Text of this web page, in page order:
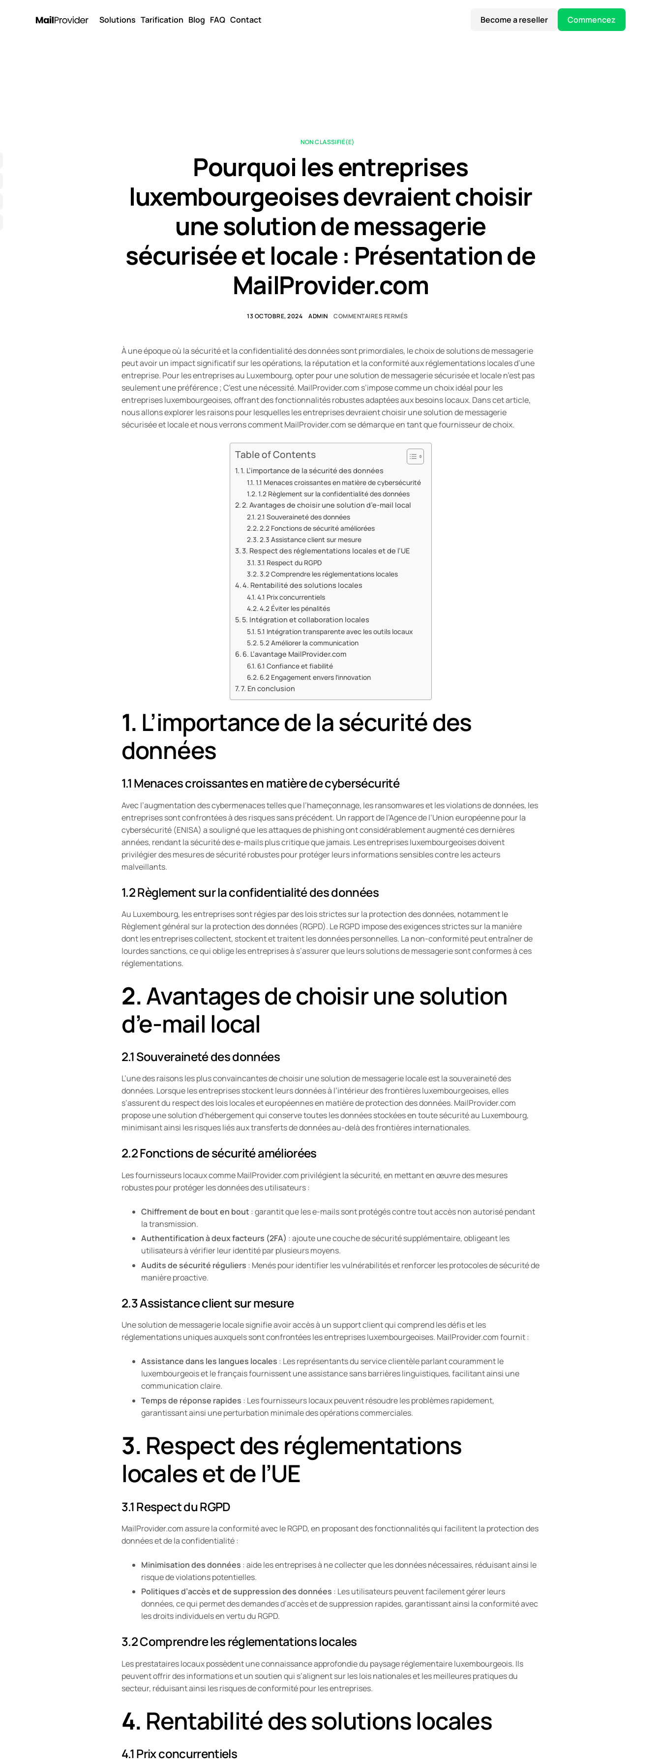
Solutions Tarification Blog FAQ Contact Become a reseller Commencez
NON CLASSIFIÉ(E)
Pourquoi les entreprises
luxembourgeoises devraient choisir
une solution de messagerie
sécurisée et locale : Présentation de
MailProvider.com
13 OCTOBRE, 2024 ADMIN COMMENTAIRES FERMÉS
À une époque où la sécurité et la confidentialité des données sont primordiales, le choix de solutions de messagerie
peut avoir un impact significatif sur les opérations, la réputation et la conformité aux réglementations locales d’une
entreprise. Pour les entreprises au Luxembourg, opter pour une solution de messagerie sécurisée et locale n’est pas
seulement une préférence ; C’est une nécessité. MailProvider.com s’impose comme un choix idéal pour les
entreprises luxembourgeoises, offrant des fonctionnalités robustes adaptées aux besoins locaux. Dans cet article,
nous allons explorer les raisons pour lesquelles les entreprises devraient choisir une solution de messagerie
sécurisée et locale et nous verrons comment MailProvider.com se démarque en tant que fournisseur de choix.
Table of Contents
1. L’importance de la sécurité des données
1.1 Menaces croissantes en matière de cybersécurité
1.2 Règlement sur la confidentialité des données
2. Avantages de choisir une solution d’e-mail local
2.1 Souveraineté des données
2.2 Fonctions de sécurité améliorées
2.3 Assistance client sur mesure
3. Respect des réglementations locales et de l’UE
3.1 Respect du RGPD
3.2 Comprendre les réglementations locales
4. Rentabilité des solutions locales
4.1 Prix concurrentiels
4.2 Éviter les pénalités
5. Intégration et collaboration locales
5.1 Intégration transparente avec les outils locaux
5.2 Améliorer la communication
6. L’avantage MailProvider.com
6.1 Confiance et fiabilité
6.2 Engagement envers l’innovation
7. En conclusion
1. L’importance de la sécurité des
données
1.1 Menaces croissantes en matière de cybersécurité
Avec l’augmentation des cybermenaces telles que l’hameçonnage, les ransomwares et les violations de données, les
entreprises sont confrontées à des risques sans précédent. Un rapport de l’Agence de l’Union européenne pour la
cybersécurité (ENISA) a souligné que les attaques de phishing ont considérablement augmenté ces dernières
années, rendant la sécurité des e-mails plus critique que jamais. Les entreprises luxembourgeoises doivent
privilégier des mesures de sécurité robustes pour protéger leurs informations sensibles contre les acteurs
malveillants.
1.2 Règlement sur la confidentialité des données
Au Luxembourg, les entreprises sont régies par des lois strictes sur la protection des données, notamment le
Règlement général sur la protection des données (RGPD). Le RGPD impose des exigences strictes sur la manière
dont les entreprises collectent, stockent et traitent les données personnelles. La non-conformité peut entraîner de
lourdes sanctions, ce qui oblige les entreprises à s’assurer que leurs solutions de messagerie sont conformes à ces
réglementations.
2.Avantages de choisir une solution
d’e-mail local
2.1 Souveraineté des données
L’une des raisons les plus convaincantes de choisir une solution de messagerie locale est la souveraineté des
données. Lorsque les entreprises stockent leurs données à l’intérieur des frontières luxembourgeoises, elles
s’assurent du respect des lois locales et européennes en matière de protection des données. MailProvider.com
propose une solution d’hébergement qui conserve toutes les données stockées en toute sécurité au Luxembourg,
minimisant ainsi les risques liés aux transferts de données au-delà des frontières internationales.
2.2 Fonctions de sécurité améliorées
Les fournisseurs locaux comme MailProvider.com privilégient la sécurité, en mettant en œuvre des mesures
robustes pour protéger les données des utilisateurs :
Chiffrement de bout en bout : garantit que les e-mails sont protégés contre tout accès non autorisé pendant
la transmission.
Authentification à deux facteurs (2FA) : ajoute une couche de sécurité supplémentaire, obligeant les
utilisateurs à vérifier leur identité par plusieurs moyens.
Audits de sécurité réguliers : Menés pour identifier les vulnérabilités et renforcer les protocoles de sécurité de
manière proactive.
2.3 Assistance client sur mesure
Une solution de messagerie locale signifie avoir accès à un support client qui comprend les défis et les
réglementations uniques auxquels sont confrontées les entreprises luxembourgeoises. MailProvider.com fournit :
Assistance dans les langues locales : Les représentants du service clientèle parlant couramment le
luxembourgeois et le français fournissent une assistance sans barrières linguistiques, facilitant ainsi une
communication claire.
Temps de réponse rapides : Les fournisseurs locaux peuvent résoudre les problèmes rapidement,
garantissant ainsi une perturbation minimale des opérations commerciales.
3. Respect des réglementations
locales et de l’UE
3.1 Respect du RGPD
MailProvider.com assure la conformité avec le RGPD, en proposant des fonctionnalités qui facilitent la protection des
données et de la confidentialité :
Minimisation des données : aide les entreprises à ne collecter que les données nécessaires, réduisant ainsi le
risque de violations potentielles.
Politiques d’accès et de suppression des données : Les utilisateurs peuvent facilement gérer leurs
données, ce qui permet des demandes d’accès et de suppression rapides, garantissant ainsi la conformité avec
les droits individuels en vertu du RGPD.
3.2 Comprendre les réglementations locales
Les prestataires locaux possèdent une connaissance approfondie du paysage réglementaire luxembourgeois. Ils
peuvent offrir des informations et un soutien qui s’alignent sur les lois nationales et les meilleures pratiques du
secteur, réduisant ainsi les risques de conformité pour les entreprises.
4. Rentabilité des solutions locales
4.1 Prix concurrentiels